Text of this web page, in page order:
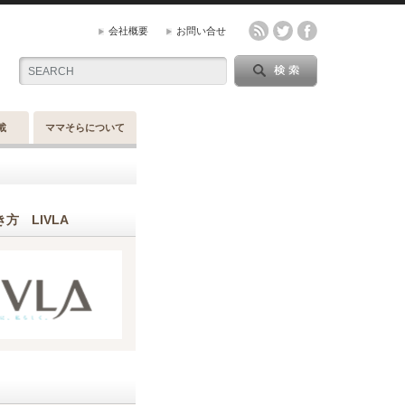
会社概要 お問い合せ
ママそらについて
方 LIVLA